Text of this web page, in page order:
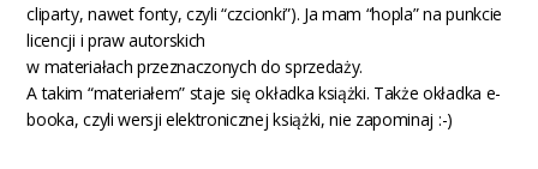
cliparty, nawet fonty, czyli “czcionki”). Ja mam “hopla” na punkcie
licencji i praw autorskich
w materiałach przeznaczonych do sprzedaży.
A takim “materiałem” staje się okładka książki. Także okładka e-
booka, czyli wersji elektronicznej książki, nie zapominaj :-)